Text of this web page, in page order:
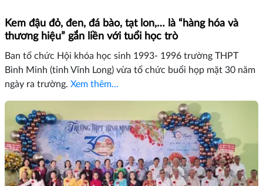
Kem đậu đỏ, đen, đá bào, tạt lon,… là “hàng hóa và
thương hiệu” gắn liền với tuổi học trò
Ban tổ chức Hội khóa học sinh 1993- 1996 trường THPT
Bình Minh (tỉnh Vĩnh Long) vừa tổ chức buổi họp mặt 30 năm
ngày ra trường. Xem thêm...